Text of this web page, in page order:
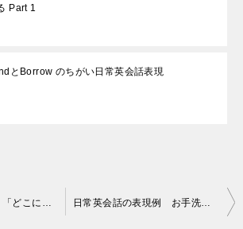
Part 1
とBorrow のちがい日常英会話表現
日常英会話の表現例 「どこにも行かない」 を英語で言うと？ 日常英会話の表現例 お手洗いに行く時